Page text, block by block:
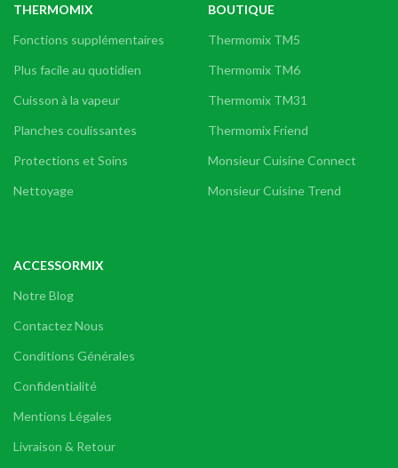
THERMOMIX
Fonctions supplémentaires
Plus facile au quotidien
Cuisson à la vapeur
Planches coulissantes
Protections et Soins
Nettoyage
BOUTIQUE
Thermomix TM5
Thermomix TM6
Thermomix TM31
Thermomix Friend
Monsieur Cuisine Connect
Monsieur Cuisine Trend
ACCESSORMIX
Notre Blog
Contactez Nous
Conditions Générales
Confidentialité
Mentions Légales
Livraison & Retour